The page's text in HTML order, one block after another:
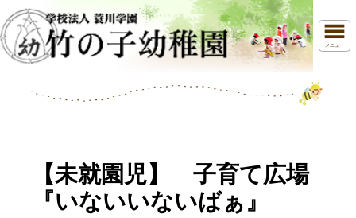
メニュー
【未就園児】 子育て広場
『いないいないばぁ』